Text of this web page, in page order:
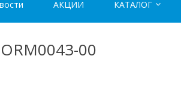
АКЦИИ КАТАЛОГ
00